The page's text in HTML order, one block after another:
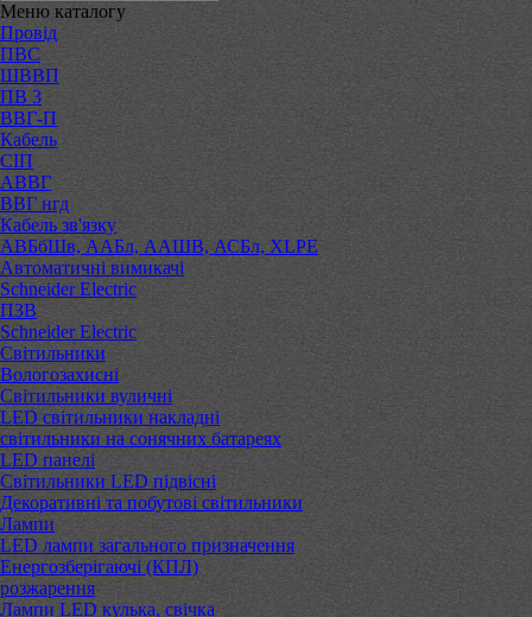
Меню каталогу
Провід
ПВС
ШВВП
ПВ 3
ВВГ-П
Кабель
СІП
АВВГ
ВВГ нгд
Кабель зв'язку
АВБбШв, ААБл, ААШВ, АСБл, XLPE
Автоматичні вимикачі
Schneider Electric
ПЗВ
Schneider Electric
Світильники
Вологозахисні
Світильники вуличні
LED світильники накладні
світильники на сонячних батареях
LED панелі
Світильники LED підвісні
Декоративні та побутові світильники
Лампи
LED лампи загального призначення
Енергозберігаючі (КПЛ)
розжарення
Лампи LED кулька, свічка